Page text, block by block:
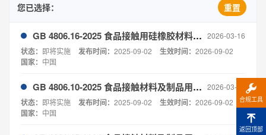
您已选择： 重置
GB 4806.16-2025 食品接触用硅橡胶材料及制品 2026-03-16
状态： 即将实施 发布时间： 2025-09-02 生效时间： 2026-09-02
国家： 中国
GB 4806.10-2025 食品接触材料及制品用涂料及涂层 2026-03-16
状态： 即将实施 发布时间： 2025-09-02 生效时间： 2026-09-02
国家： 中国
合规工具
返回顶部